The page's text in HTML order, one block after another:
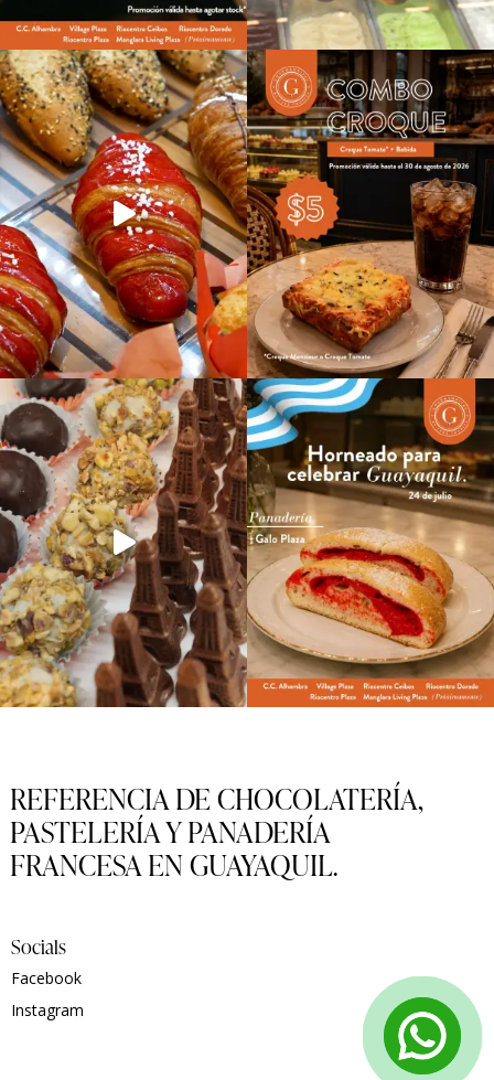
REFERENCIA DE CHOCOLATERÍA,
PASTELERÍA Y PANADERÍA
FRANCESA EN GUAYAQUIL.
Socials
Facebook
Instagram